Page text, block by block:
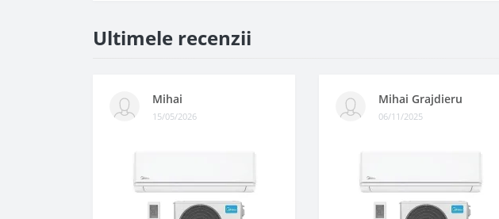
Ultimele recenzii
Mihai
15/05/2026
Mihai Grajdieru
06/11/2025